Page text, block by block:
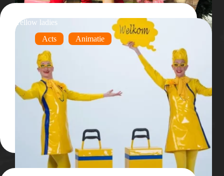
Yellow ladies
Acts
Animatie